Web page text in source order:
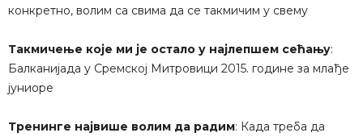
конкретно, волим са свима да се такмичим у свему
Такмичење које ми је остало у најлепшем сећању:
Балканијада у Сремској Митровици 2015. године за млађе
јуниоре
Тренинге највише волим да радим: Када треба да